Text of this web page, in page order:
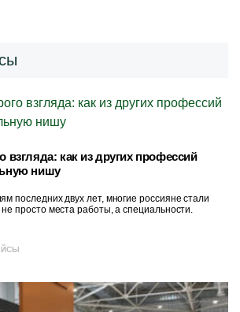
взгляда: как из других профессий
нишу
последних двух лет, многие россияне стали
просто места работы, а специальности.